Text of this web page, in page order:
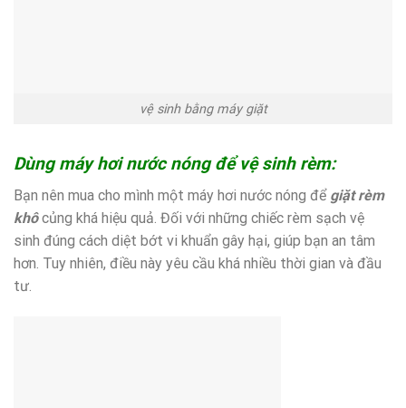
vệ sinh bằng máy giặt
Dùng máy hơi nước nóng để vệ sinh rèm:
Bạn nên mua cho mình một máy hơi nước nóng để giặt rèm
khôcủng khá hiệu quả. Đối với những chiếc rèm sạch vệ
sinh đúng cách diệt bớt vi khuẩn gây hại, giúp bạn an tâm
hơn. Tuy nhiên, điều này yêu cầu khá nhiều thời gian và đầu
tư.